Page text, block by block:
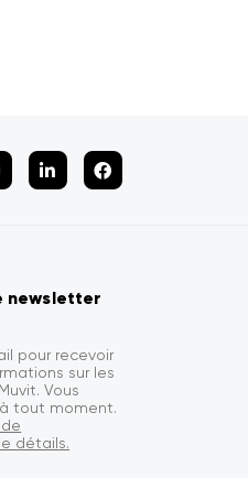
newsletter
pour recevoir
sur les
Vous
tout moment.
détails.